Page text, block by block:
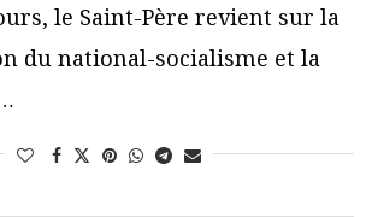
le Saint-Père revient sur la
du national-socialisme et la